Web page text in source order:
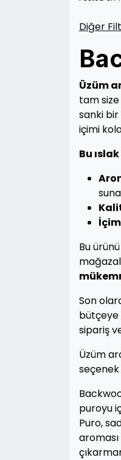
Diğer
Üzüm
tam
sanki bir
içimi
Bu
Bu
Son
bütçeye
sipariş
Üzüm
puroyu
Puro,